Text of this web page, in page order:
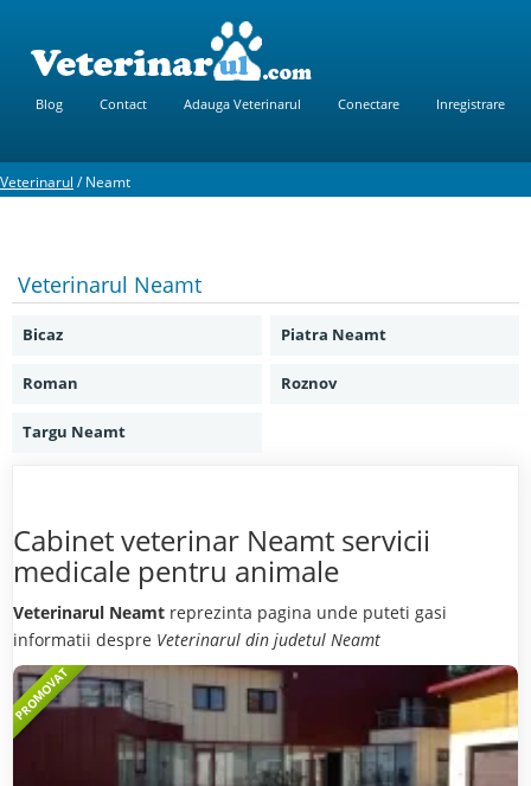
Blog Contact Adauga Veterinarul Conectare Inregistrare
Veterinarul /Neamt
Veterinarul Neamt
Bicaz Piatra Neamt
Roman Roznov
Targu Neamt
Cabinet veterinar Neamt servicii
medicale pentru animale
Veterinarul Neamt reprezinta pagina unde puteti gasi
informatii despre Veterinarul din judetul Neamt
PROMOVAT